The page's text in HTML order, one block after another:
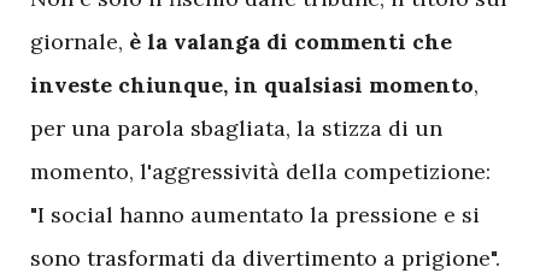
giornale, è la valanga di commenti che
investe chiunque, in qualsiasi momento,
per una parola sbagliata, la stizza di un
momento, l'aggressività della competizione:
"I social hanno aumentato la pressione e si
sono trasformati da divertimento a prigione".